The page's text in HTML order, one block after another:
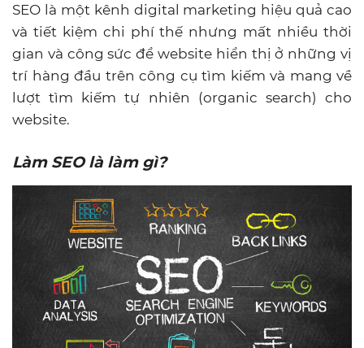
SEO là một kênh digital marketing hiệu quả cao
và tiết kiệm chi phí thế nhưng mất nhiều thời
gian và công sức để website hiển thị ở những vị
trí hàng đầu trên công cụ tìm kiếm và mang về
lượt tìm kiếm tự nhiên (organic search) cho
website.
Làm SEO là làm gì?